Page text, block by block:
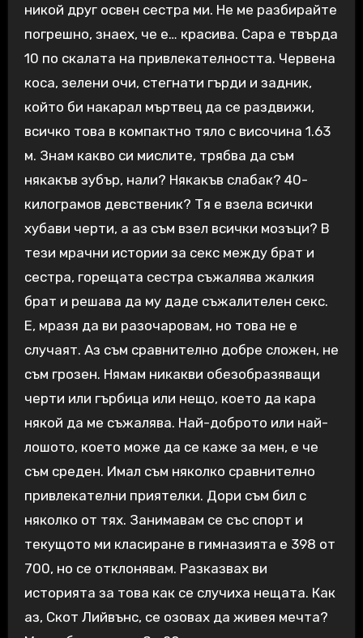
никой друг освен сестра ми. Не ме разбирайте
погрешно, знаех, че е… красива. Сара е твърда
10 по скалата на привлекателността. Червена
коса, зелени очи, стегнати гърди и задник,
който би накарал мъртвец да се раздвижи,
всичко това в компактно тяло с височина 1.63
м. Знам какво си мислите, трябва да съм
някакъв зубър, нали? Някакъв слабак? 40-
килограмов девственик? Тя е взела всички
хубави черти, а аз съм взел всички мозъци? В
тези мрачни истории за секс между брат и
сестра, горещата сестра съжалява жалкия
брат и решава да му даде съжалителен секс.
Е, мразя да ви разочаровам, но това не е
случаят. Аз съм сравнително добре сложен, не
съм грозен. Нямам никакви обезобразяващи
черти или гърбица или нещо, което да кара
някой да ме съжалява. Най-доброто или най-
лошото, което може да се каже за мен, е че
съм среден. Имал съм няколко сравнително
привлекателни приятелки. Дори съм бил с
няколко от тях. Занимавам се със спорт и
текущото ми класиране в гимназията е 398 от
700, но се отклонявам. Разказвах ви
историята за това как се случиха нещата. Как
аз, Скот Лийвънс, се озовах да живея мечта?